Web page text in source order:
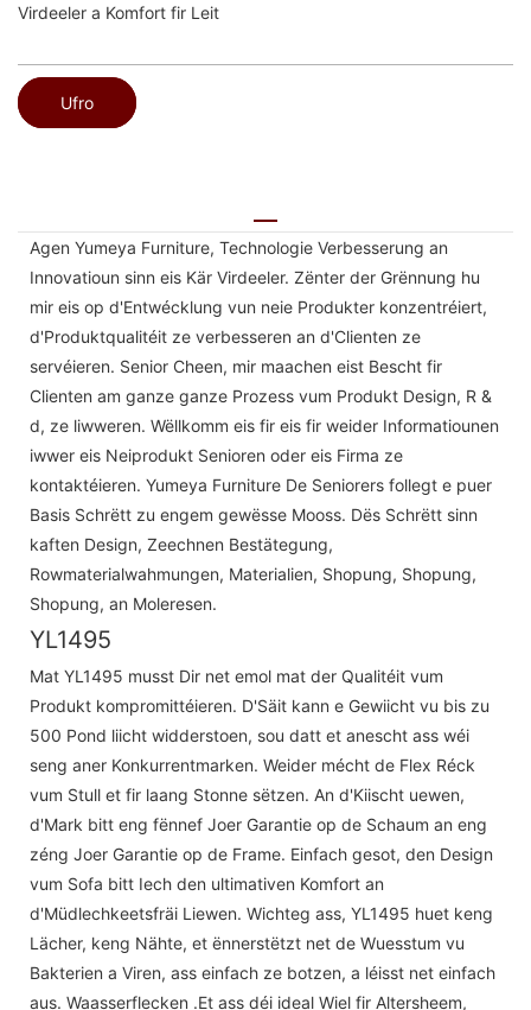
Virdeeler a Komfort fir Leit
Ufro
Agen Yumeya Furniture, Technologie Verbesserung an
Innovatioun sinn eis Kär Virdeeler. Zënter der Grënnung hu
mir eis op d'Entwécklung vun neie Produkter konzentréiert,
d'Produktqualitéit ze verbesseren an d'Clienten ze
servéieren. Senior Cheen, mir maachen eist Bescht fir
Clienten am ganze ganze Prozess vum Produkt Design, R &
d, ze liwweren. Wëllkomm eis fir eis fir weider Informatiounen
iwwer eis Neiprodukt Senioren oder eis Firma ze
kontaktéieren. Yumeya Furniture De Seniorers follegt e puer
Basis Schrëtt zu engem gewësse Mooss. Dës Schrëtt sinn
kaften Design, Zeechnen Bestätegung,
Rowmaterialwahmungen, Materialien, Shopung, Shopung,
Shopung, an Moleresen.
YL1495
Mat YL1495 musst Dir net emol mat der Qualitéit vum
Produkt kompromittéieren. D'Säit kann e Gewiicht vu bis zu
500 Pond liicht widderstoen, sou datt et anescht ass wéi
seng aner Konkurrentmarken. Weider mécht de Flex Réck
vum Stull et fir laang Stonne sëtzen. An d'Kiischt uewen,
d'Mark bitt eng fënnef Joer Garantie op de Schaum an eng
zéng Joer Garantie op de Frame. Einfach gesot, den Design
vum Sofa bitt Iech den ultimativen Komfort an
d'Müdlechkeetsfräi Liewen. Wichteg ass, YL1495 huet keng
Lächer, keng Nähte, et ënnerstëtzt net de Wuesstum vu
Bakterien a Viren, ass einfach ze botzen, a léisst net einfach
aus. Waasserflecken .Et ass déi ideal Wiel fir Altersheem,